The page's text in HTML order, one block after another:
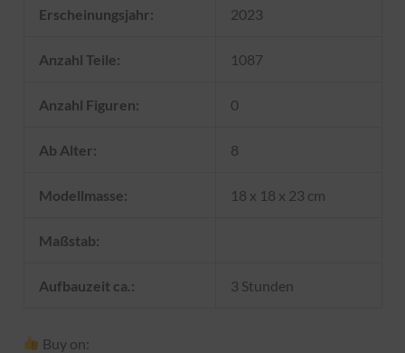
Erscheinungsjahr: 2023
Anzahl Teile: 1087
Anzahl Figuren: 0
Ab Alter: 8
Modellmasse: 18 x 18 x 23 cm
Maßstab:
Aufbauzeit ca.: 3 Stunden
Buy on: